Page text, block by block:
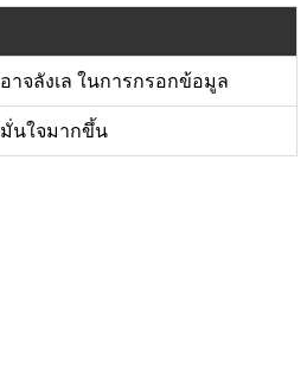
อาจลังเล ในการกรอกข้อมูล
มั่นใจมากขึ้น